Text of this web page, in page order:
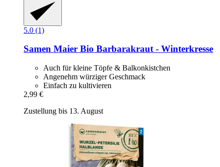
5.0 (1)
Samen Maier Bio Barbarakraut -​ Winterkresse
Auch für kleine Töpfe & Balkonkistchen
Angenehm würziger Geschmack
Einfach zu kultivieren
2,99 €
Zustellung bis 13. August